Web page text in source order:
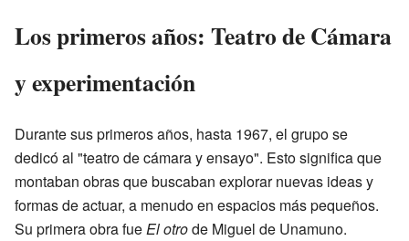
Los primeros años: Teatro de Cámara
y experimentación
Durante sus primeros años, hasta 1967, el grupo se
dedicó al "teatro de cámara y ensayo". Esto significa que
montaban obras que buscaban explorar nuevas ideas y
formas de actuar, a menudo en espacios más pequeños.
Su primera obra fueEl otrode Miguel de Unamuno.